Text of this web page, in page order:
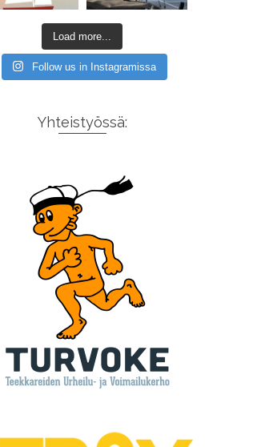
Load more...
Follow us in Instagramissa
Yhteistyössä: